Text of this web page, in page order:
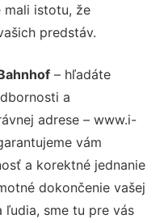
mali istotu, že
predstáv.
– hľadáte
a
adrese – www.i-
vám
a korektné jednanie
dokončenie vašej
ľudia, sme tu pre vás